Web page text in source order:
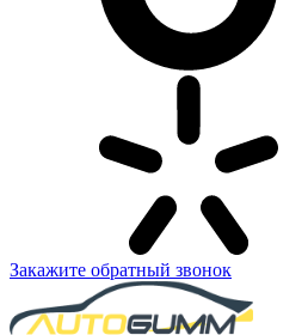
Закажите обратный звонок